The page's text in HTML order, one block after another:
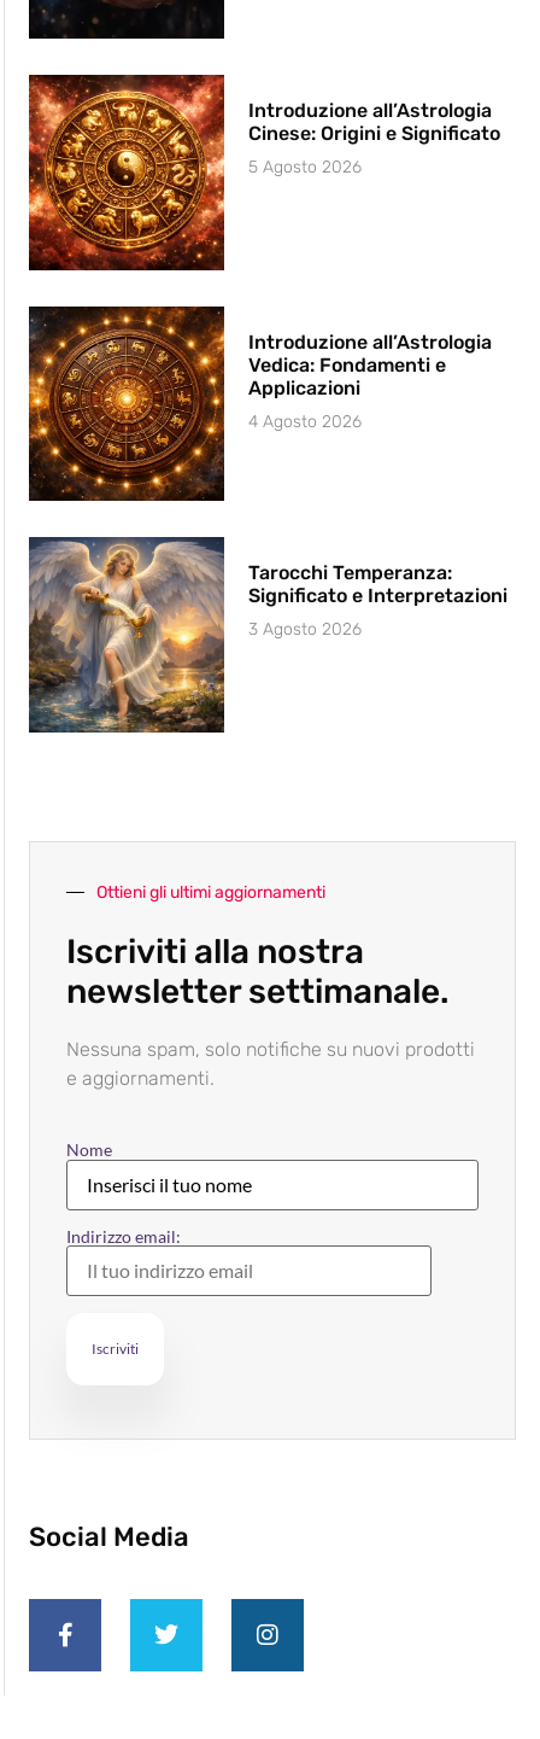
Introduzione all’Astrologia
Cinese: Origini e Significato
5 Agosto 2026
Introduzione all’Astrologia
Vedica: Fondamenti e
Applicazioni
4 Agosto 2026
Tarocchi Temperanza:
Significato e Interpretazioni
3 Agosto 2026
Ottieni gli ultimi aggiornamenti
Iscriviti alla nostra
newsletter settimanale.
Nessuna spam, solo notifiche su nuovi prodotti
e aggiornamenti.
Nome
Indirizzo email:
Social Media